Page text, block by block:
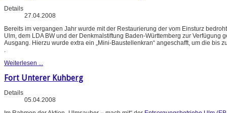
Details
27.04.2008
Bereits im vergangen Jahr wurde mit der Restaurierung der vom Einsturz
Ulm, dem LDA BW und der Denkmalstiftung Baden-Württemberg zur
Ausgang. Hierzu wurde extra ein „Mini-Baustellenkran“ angeschafft, um die
Weiterlesen ...
Fort Unterer Kuhberg
Details
05.04.2008